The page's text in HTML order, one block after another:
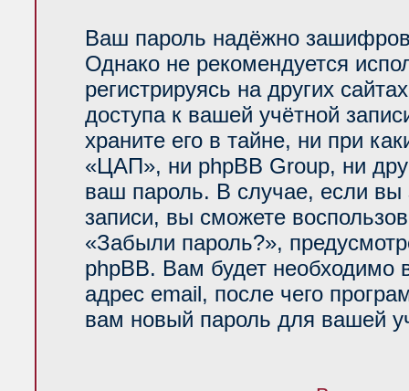
Ваш пароль надёжно
Однако не рекомендуется
регистрируясь на других
доступа к вашей учётной
храните его в тайне, ни при
«ЦАП», ни phpBB Group, ни
ваш пароль. В случае, если вы
записи, вы сможете
«Забыли пароль?»,
phpBB. Вам будет необходимо
адрес email, после чего
вам новый пароль для вашей